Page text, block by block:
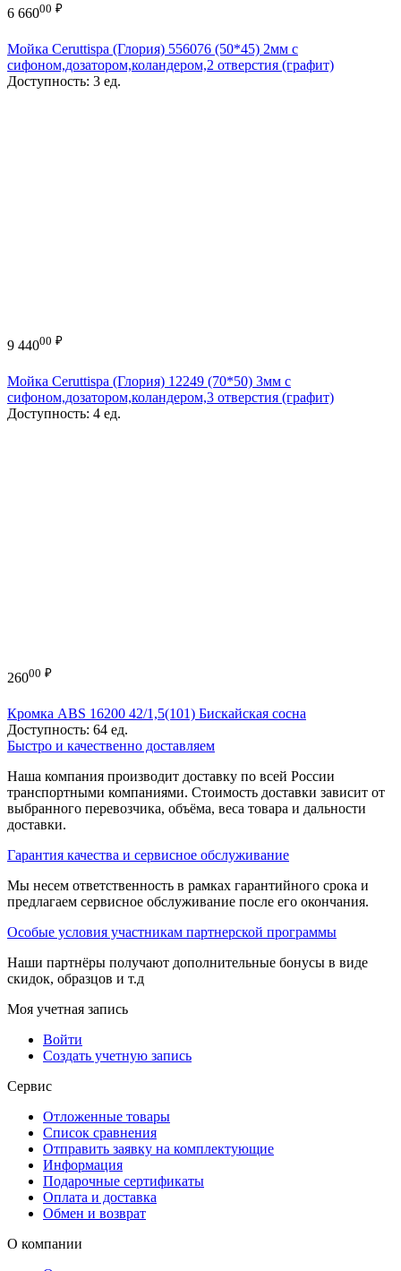
6 66000 ₽
Мойка Ceruttispa (Глория) 556076 (50*45) 2мм с
сифоном,дозатором,коландером,2 отверстия (графит)
Доступность: 3 ед.
9 44000 ₽
Мойка Ceruttispa (Глория) 12249 (70*50) 3мм с
сифоном,дозатором,коландером,3 отверстия (графит)
Доступность: 4 ед.
26000 ₽
Кромка ABS 16200 42/1,5(101) Бискайская сосна
Доступность: 64 ед.
Быстро и качественно доставляем
Наша компания производит доставку по всей России
транспортными компаниями. Стоимость доставки зависит от
выбранного перевозчика, объёма, веса товара и дальности
доставки.
Гарантия качества и сервисное обслуживание
Мы несем ответственность в рамках гарантийного срока и
предлагаем сервисное обслуживание после его окончания.
Особые условия участникам партнерской программы
Наши партнёры получают дополнительные бонусы в виде
скидок, образцов и т.д
Моя учетная запись
Войти
Создать учетную запись
Сервис
Отложенные товары
Список сравнения
Отправить заявку на комплектующие
Информация
Подарочные сертификаты
Оплата и доставка
Обмен и возврат
О компании